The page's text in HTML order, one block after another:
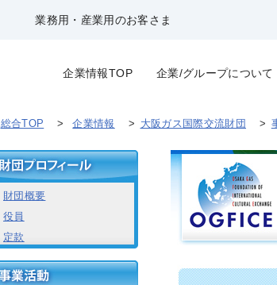
業務用・産業用のお客さま
企業情報TOP 企業/グループについて
総合TOP > 企業情報 > 大阪ガス国際交流財団 >
財団概要
役員
定款